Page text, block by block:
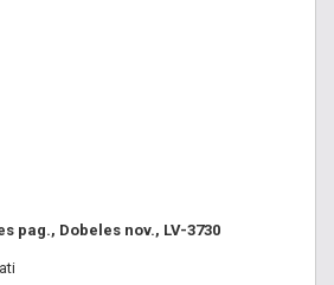
pag., Dobeles nov., LV-3730